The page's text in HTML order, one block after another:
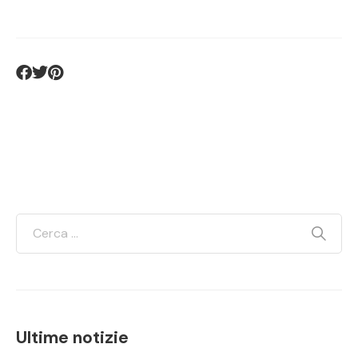
Ultime notizie